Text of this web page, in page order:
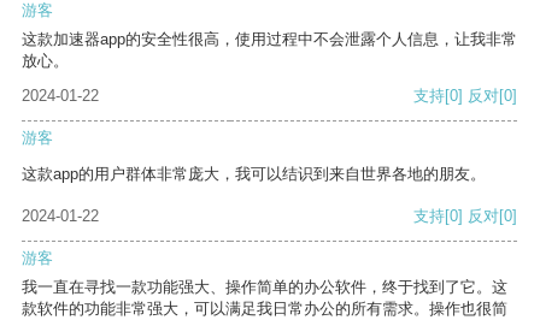
游客
这款加速器app的安全性很高，使用过程中不会泄露个人信息，让我非常
放心。
2024-01-22
支持[0] 反对[0]
游客
这款app的用户群体非常庞大，我可以结识到来自世界各地的朋友。
2024-01-22 支持[0] 反对[0]
游客
我一直在寻找一款功能强大、操作简单的办公软件，终于找到了它。这
款软件的功能非常强大，可以满足我日常办公的所有需求。操作也很简